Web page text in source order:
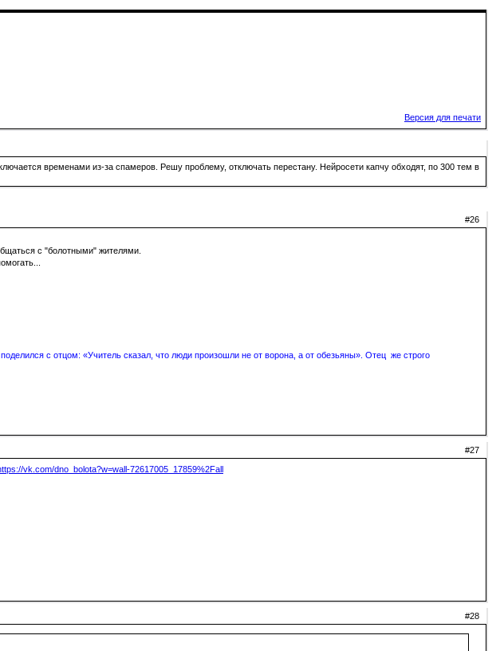
Версия для печати
временами из-за спамеров. Решу проблему, отключать перестану. Нейросети капчу обходят, по 300 тем в
#26
с "болотными" жителями.
с отцом: «Учитель сказал, что люди произошли не от ворона, а от обезьяны». Отец же строго
#27
vk.com/dno_bolota?w=wall-72617005_17859%2Fall
#28